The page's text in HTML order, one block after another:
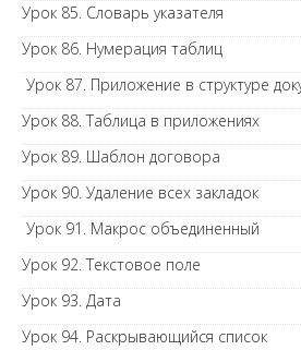
Урок 85. Словарь указателя
Урок 86. Нумерация таблиц
Урок 87. Приложение в структуре
Урок 88. Таблица в приложениях
Урок 89. Шаблон договора
Урок 90. Удаление всех закладок
Урок 91. Макрос объединенный
Урок 92. Текстовое поле
Урок 93. Дата
Урок 94. Раскрывающийся список